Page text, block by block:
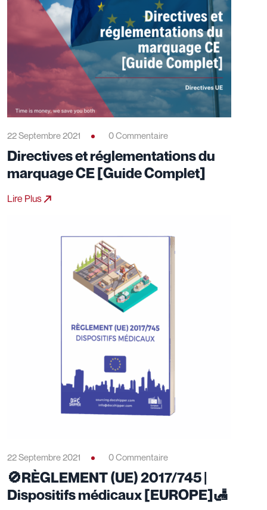
22 Septembre 2021 0 Commentaire
Directives et réglementations du
marquage CE [Guide Complet]
Lire Plus
22 Septembre 2021 0 Commentaire
🚫RÈGLEMENT (UE) 2017/745 |
Dispositifs médicaux [EUROPE]🛃